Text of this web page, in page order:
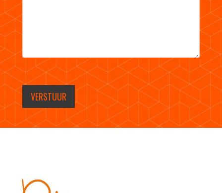
VERSTUUR